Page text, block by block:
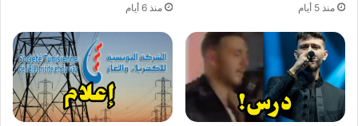
منذ 5 أيام منذ 6 أيام